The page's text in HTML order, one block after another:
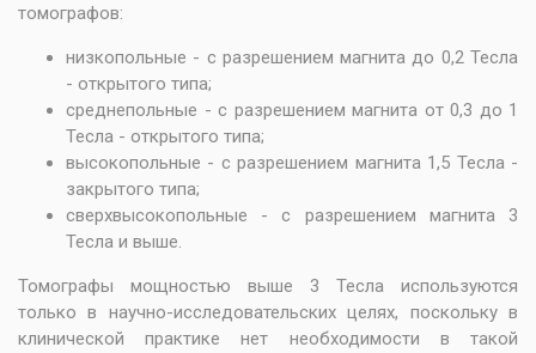
томографов:
низкопольные - с разрешением магнита до 0,2 Тесла
- открытого типа;
среднепольные - с разрешением магнита от 0,3 до 1
Тесла - открытого типа;
высокопольные - с разрешением магнита 1,5 Тесла-
закрытого типа;
сверхвысокопольные - с разрешением магнита 3
Тесла и выше.
Томографы мощностью выше 3 Тесла используются
только в научно-исследовательских целях, поскольку в
клинической практике нет необходимости в такой